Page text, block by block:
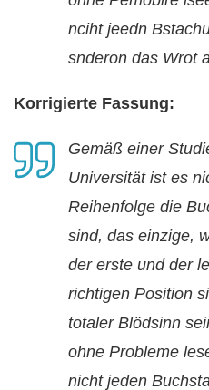
nciht jeedn
snderon das Wrot
Korrigierte Fassung:
Gemäß einer
Universität ist es
Reihenfolge die
sind, das einzige,
der erste und der
richtigen Position
totaler Blödsinn
ohne Probleme
nicht jeden